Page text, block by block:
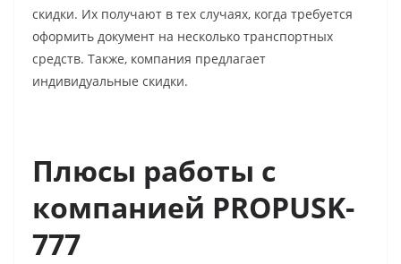
скидки. Их получают в тех случаях, когда требуется
оформить документ на несколько транспортных
средств. Также, компания предлагает
индивидуальные скидки.
Плюсы работы с
компанией PROPUSK-
777